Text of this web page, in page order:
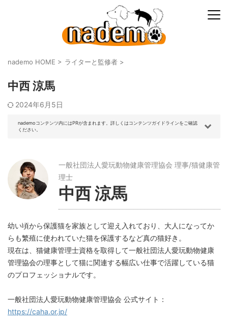
nademo HOME > ライターと監修者 >
中西 涼馬
2024年6月5日
nademoコンテンツ内にはPRが含まれます。詳しくはコンテンツガイドラインをご確認
ください。
一般社団法人愛玩動物健康管理協会 理事/猫健康管
理士
中西 涼馬
幼い頃から保護猫を家族として迎え入れており、大人になってか
らも繁殖に使われていた猫を保護するなど真の猫好き。
現在は、猫健康管理士資格を取得して一般社団法人愛玩動物健康
管理協会の理事として猫に関連する幅広い仕事で活躍している猫
のプロフェッショナルです。
一般社団法人愛玩動物健康管理協会 公式サイト：
https://caha.or.jp/